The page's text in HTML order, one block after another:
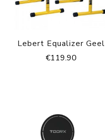
Lebert Equalizer Geel
€119.90